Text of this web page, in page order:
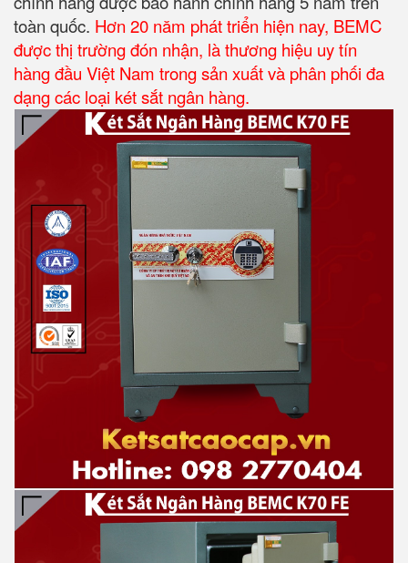
toàn quốc. Hơn 20 năm phát triển hiện nay, BEMC
được thị trường đón nhận, là thương hiệu uy tín
hàng đầu Việt Nam trong sản xuất và phân phối đa
dạng các loại két sắt ngân hàng.